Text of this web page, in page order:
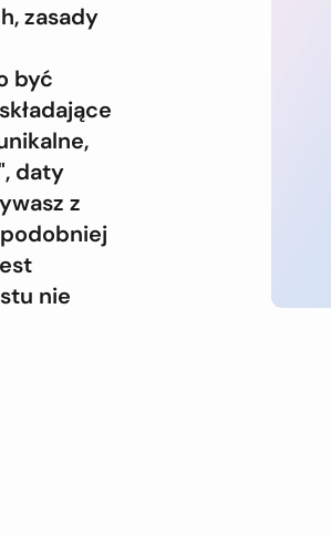
zasady
być
daty
z
nie